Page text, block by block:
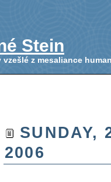
Stein
vzešlé z mesaliance
SUNDAY,
2006